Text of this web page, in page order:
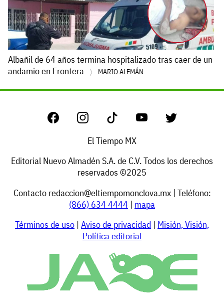
Albañil de 64 años termina hospitalizado tras caer de un
andamio en Frontera
MARIO ALEMÁN
El Tiempo MX
Editorial Nuevo Almadén S.A. de C.V. Todos los derechos
reservados ©2025
Contacto redaccion@eltiempomonclova.mx| Teléfono:
(866) 634 4444 | mapa
Términos de uso | Aviso de privacidad | Misión, Visión,
Política editorial